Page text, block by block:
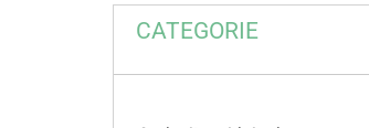
CATEGORIE